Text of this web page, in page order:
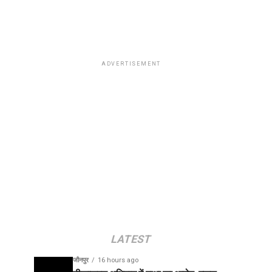
ADVERTISEMENT
LATEST
जौनपुर 16 hours ago